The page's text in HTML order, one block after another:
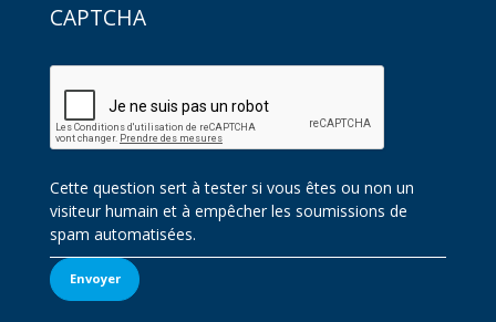
CAPTCHA
Cette question sert à tester si vous êtes ou non un
visiteur humain et à empêcher les soumissions de
spam automatisées.
Envoyer